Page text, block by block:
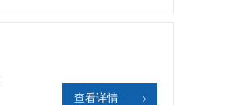
查看详情